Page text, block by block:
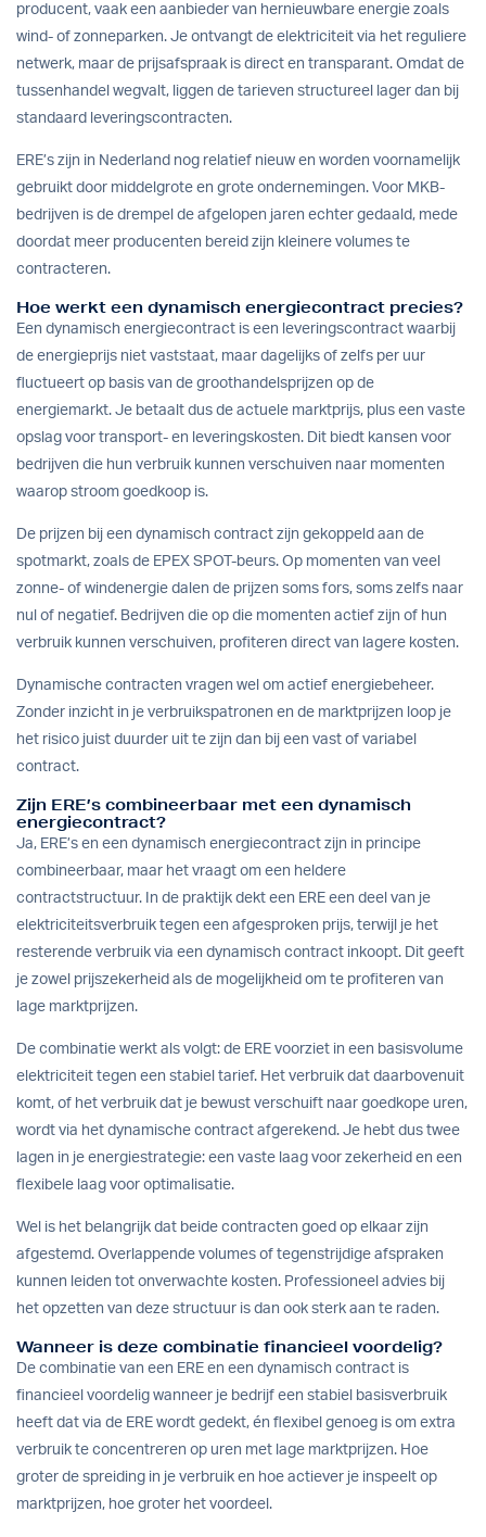
producent, vaak een aanbieder van hernieuwbare energie zoals
wind- of zonneparken. Je ontvangt de elektriciteit via het reguliere
netwerk, maar de prijsafspraak is direct en transparant. Omdat de
tussenhandel wegvalt, liggen de tarieven structureel lager dan bij
standaard leveringscontracten.
ERE’s zijn in Nederland nog relatief nieuw en worden voornamelijk
gebruikt door middelgrote en grote ondernemingen. Voor MKB-
bedrijven is de drempel de afgelopen jaren echter gedaald, mede
doordat meer producenten bereid zijn kleinere volumes te
contracteren.
Hoe werkt een dynamisch energiecontract precies?
Een dynamisch energiecontract is een leveringscontract waarbij
de energieprijs niet vaststaat, maar dagelijks of zelfs per uur
fluctueert op basis van de groothandelsprijzen op de
energiemarkt. Je betaalt dus de actuele marktprijs, plus een vaste
opslag voor transport- en leveringskosten. Dit biedt kansen voor
bedrijven die hun verbruik kunnen verschuiven naar momenten
waarop stroom goedkoop is.
De prijzen bij een dynamisch contract zijn gekoppeld aan de
spotmarkt, zoals de EPEX SPOT-beurs. Op momenten van veel
zonne- of windenergie dalen de prijzen soms fors, soms zelfs naar
nul of negatief. Bedrijven die op die momenten actief zijn of hun
verbruik kunnen verschuiven, profiteren direct van lagere kosten.
Dynamische contracten vragen wel om actief energiebeheer.
Zonder inzicht in je verbruikspatronen en de marktprijzen loop je
het risico juist duurder uit te zijn dan bij een vast of variabel
contract.
Zijn ERE’s combineerbaar met een dynamisch
energiecontract?
Ja, ERE’s en een dynamisch energiecontract zijn in principe
combineerbaar, maar het vraagt om een heldere
contractstructuur. In de praktijk dekt een ERE een deel van je
elektriciteitsverbruik tegen een afgesproken prijs, terwijl je het
resterende verbruik via een dynamisch contract inkoopt. Dit geeft
je zowel prijszekerheid als de mogelijkheid om te profiteren van
lage marktprijzen.
De combinatie werkt als volgt: de ERE voorziet in een basisvolume
elektriciteit tegen een stabiel tarief. Het verbruik dat daarbovenuit
komt, of het verbruik dat je bewust verschuift naar goedkope uren,
wordt via het dynamische contract afgerekend. Je hebt dus twee
lagen in je energiestrategie: een vaste laag voor zekerheid en een
flexibele laag voor optimalisatie.
Wel is het belangrijk dat beide contracten goed op elkaar zijn
afgestemd. Overlappende volumes of tegenstrijdige afspraken
kunnen leiden tot onverwachte kosten. Professioneel advies bij
het opzetten van deze structuur is dan ook sterk aan te raden.
Wanneer is deze combinatie financieel voordelig?
De combinatie van een ERE en een dynamisch contract is
financieel voordelig wanneer je bedrijf een stabiel basisverbruik
heeft dat via de ERE wordt gedekt, én flexibel genoeg is om extra
verbruik te concentreren op uren met lage marktprijzen. Hoe
groter de spreiding in je verbruik en hoe actiever je inspeelt op
marktprijzen, hoe groter het voordeel.